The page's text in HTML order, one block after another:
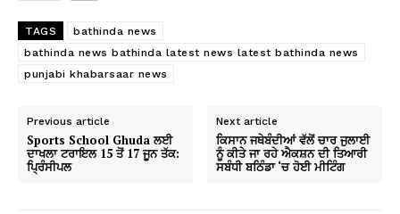
TAGS
bathinda news
bathinda news bathinda latest news latest bathinda news
punjabi khabarsaar news
Previous article
Sports School Ghuda ਲਈ
ਦਾਖਲਾ ਟਰਾਇਲ 15 ਤੋਂ 17 ਜੂਨ ਤੱਕ:
ਪ੍ਰਿੰਸੀਪਲ
Next article
ਕਿਸਾਨ ਜਥੇਬੰਦੀਆਂ ਵੱਲੋਂ ਚਾਰ ਜੁਲਾਈ
ਨੂੰ ਕੀਤੇ ਜਾ ਰਹੇ ਐਕਸ਼ਨ ਦੀ ਤਿਆਰੀ
ਸਬੰਧੀ ਬਠਿੰਡਾ ‘ਚ ਹੋਈ ਮੀਟਿੰਗ